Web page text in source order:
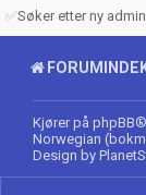
✅Søker etter ny
Kjører på phpBB
Norwegian
Design by